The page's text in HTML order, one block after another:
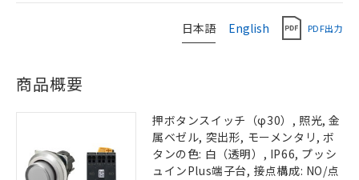
日本語 English PDF出力
商品概要
押ボタンスイッチ（φ30）, 照光, 金
属ベゼル, 突出形, モーメンタリ, ボ
タンの色: 白（透明）, IP66, プッシ
ュインPlus端子台, 接点構成: NO/点